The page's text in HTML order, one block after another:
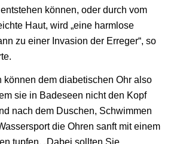
können, oder durch vom
Haut, wird „eine harmlose
zu einer Invasion der Erreger“, so
können dem diabetischen Ohr also
sie in Badeseen nicht den Kopf
nach dem Duschen, Schwimmen
die Ohren sanft mit einem